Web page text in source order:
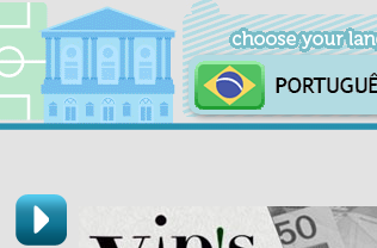
QUA
12/08
QUI
13/08
SEX
14/08
SÁB
15/08